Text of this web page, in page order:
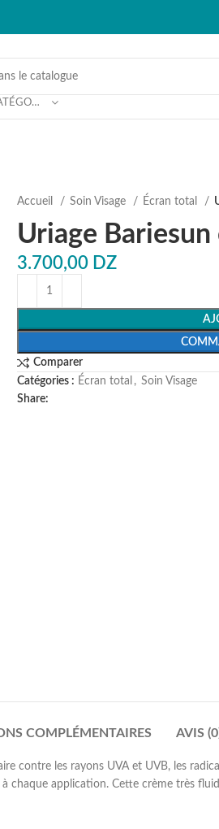
CHOISIR UNE CATÉGORIE
Accueil Soin Visage Écran total
Uriage
3.700,00 DZ
Comparer
Catégories : Écran total , Soin Visage
Share:
COMPLÉMENTAIRES AVIS
les rayons UVA et UVB, les
chaque application. Cette crème très